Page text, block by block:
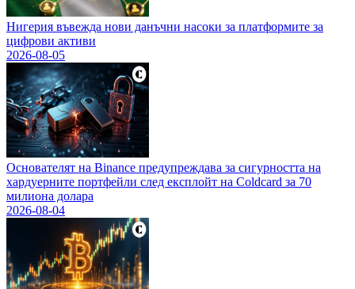
Нигерия въвежда нови данъчни насоки за платформите за
цифрови активи
2026-08-05
Основателят на Binance предупреждава за сигурността на
хардуерните портфейли след експлойт на Coldcard за 70
милиона долара
2026-08-04